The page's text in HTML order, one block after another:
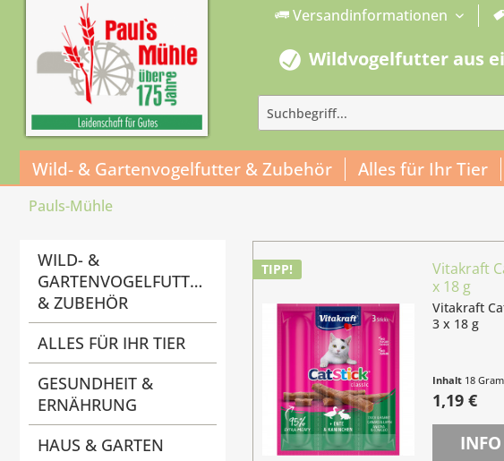
Versandinformationen
Wildvogelfutter aus
Wild- & Gartenvogelfutter & Zubehör Alles für Ihr Tier
Pauls-Mühle
WILD- &
GARTENVOGELFUTTER
& ZUBEHÖR
ALLES FÜR IHR TIER
GESUNDHEIT &
ERNÄHRUNG
HAUS & GARTEN
TIPP!
Vitakraft
x 18 g
Vitakraft
3 x 18 g
Inhalt 18
(6,61 € / 100
1,19 €
INFO